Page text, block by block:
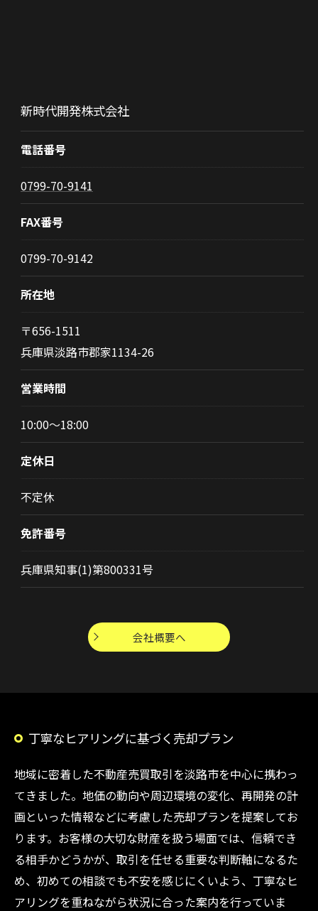
新時代開発株式会社
電話番号
0799-70-9141
FAX番号
0799-70-9142
所在地
〒656-1511
兵庫県淡路市郡家1134-26
営業時間
10:00～18:00
定休日
不定休
免許番号
兵庫県知事(1)第800331号
会社概要へ
丁寧なヒアリングに基づく売却プラン
地域に密着した不動産売買取引を淡路市を中心に携わっ
てきました。地価の動向や周辺環境の変化、再開発の計
画といった情報などに考慮した売却プランを提案してお
ります。お客様の大切な財産を扱う場面では、信頼でき
る相手かどうかが、取引を任せる重要な判断軸になるた
め、初めての相談でも不安を感じにくいよう、丁寧なヒ
アリングを重ねながら状況に合った案内を行っていま
お問い合わせ・ご相談はこちら